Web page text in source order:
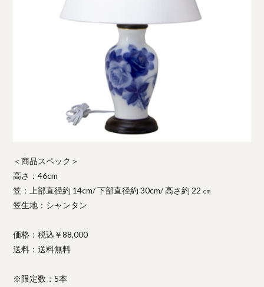
＜商品スペック＞
高さ：46cm
笠：上部直径約 14cm/ 下部直径約 30cm/ 高さ約 22 ㎝
笠生地：シャンタン
価格：税込￥88,000
送料：送料無料
※限定数：5本